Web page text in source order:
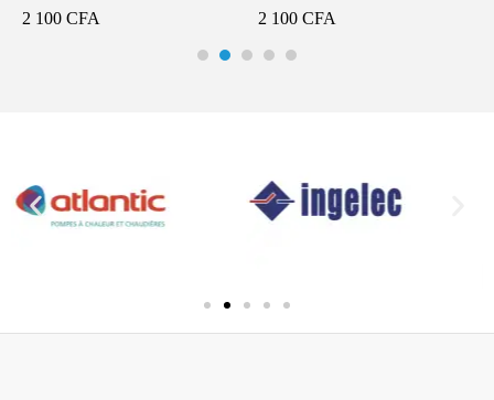
190X190X80MM Transparent
2 100 CFA
190X190X80MM CROSS
2 100 CFA